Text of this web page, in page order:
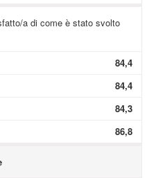
a di come è stato svolto
84,4
84,4
84,3
86,8